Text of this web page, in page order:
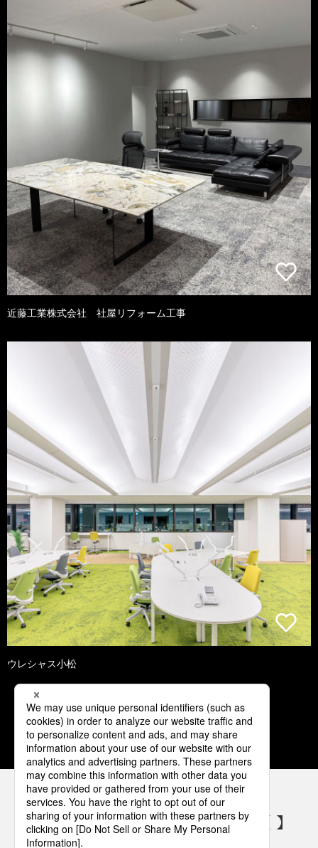
近藤工業株式会社 社屋リフォーム工事
ウレシャス小松
1 2 3 4 5
パナソニックの電気設備 SNSアカウント